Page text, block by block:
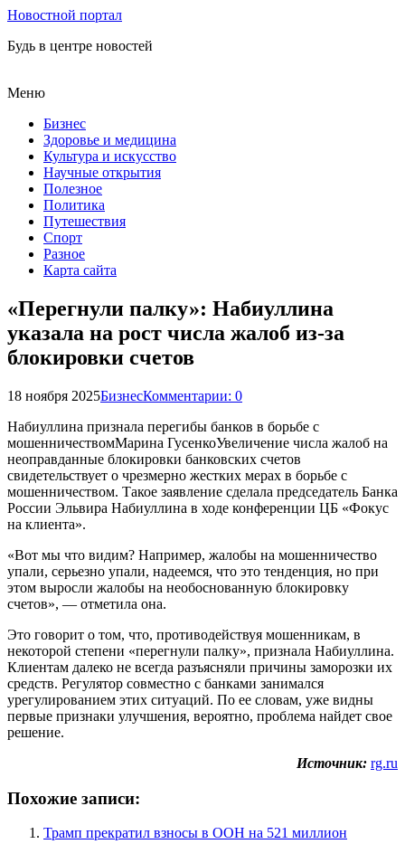
Новостной портал
Будь в центре новостей
Меню
Бизнес
Здоровье и медицина
Культура и искусство
Научные открытия
Полезное
Политика
Путешествия
Спорт
Разное
Карта сайта
«Перегнули палку»: Набиуллина
указала на рост числа жалоб из-за
блокировки счетов
18 ноября 2025БизнесКомментарии: 0
Набиуллина признала перегибы банков в борьбе с
мошенничествомМарина ГусенкоУвеличение числа жалоб на
неоправданные блокировки банковских счетов
свидетельствует о чрезмерно жестких мерах в борьбе с
мошенничеством. Такое заявление сделала председатель Банка
России Эльвира Набиуллина в ходе конференции ЦБ «Фокус
на клиента».
«Вот мы что видим? Например, жалобы на мошенничество
упали, серьезно упали, надеемся, что это тенденция, но при
этом выросли жалобы на необоснованную блокировку
счетов», — отметила она.
Это говорит о том, что, противодействуя мошенникам, в
некоторой степени «перегнули палку», признала Набиуллина.
Клиентам далеко не всегда разъясняли причины заморозки их
средств. Регулятор совместно с банками занимался
урегулированием этих ситуаций. По ее словам, уже видны
первые признаки улучшения, вероятно, проблема найдет свое
решение.
Источник: rg.ru
Похожие записи:
Трамп прекратил взносы в ООН на 521 миллион